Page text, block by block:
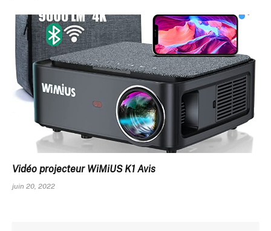
Vidéo projecteur WiMiUS K1 Avis
juin 20, 2022